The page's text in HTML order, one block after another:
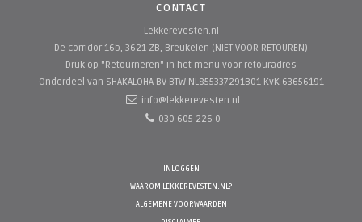
CONTACT
Lekkerevesten.nl
De corridor 16b, 3621 ZB, Breukelen (NIET VOOR RETOUREN)
Druk op "Retourneren" in het menu voor retouradres
Onderdeel van SHAKALOHA BV BTW NL855337291B01 KvK 63656191
info@lekkerevesten.nl
030 605 226 0
INLOGGEN
WAAROM LEKKEREVESTEN.NL?
ALGEMENE VOORWAARDEN